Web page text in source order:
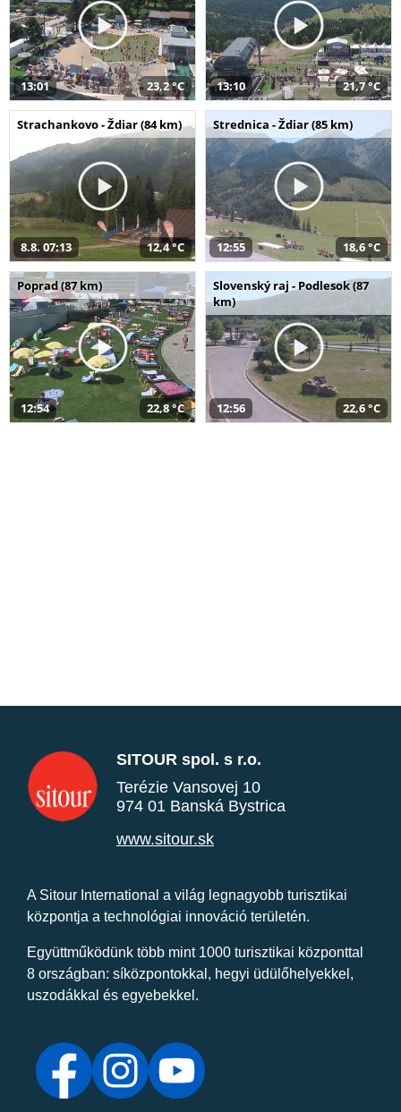
13:01 23,2 °C 13:10 21,7 °C
Strachankovo - Ždiar (84 km)
8.8. 07:13 12,4 °C
Strednica - Ždiar (85 km)
12:55 18,6 °C
Poprad (87 km)
12:54 22,8 °C
Slovenský raj - Podlesok (87
km)
12:56 22,6 °C
SITOUR spol. s r.o.
Terézie Vansovej 10
974 01 Banská Bystrica
www.sitour.sk
A Sitour International a világ legnagyobb turisztikai
központja a technológiai innováció területén.
Együttműködünk több mint 1000 turisztikai központtal
8 országban: síközpontokkal, hegyi üdülőhelyekkel,
uszodákkal és egyebekkel.